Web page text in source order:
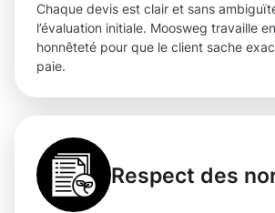
Chaque devis est clair et sans
l’évaluation initiale. Moosweg travaille
honnêteté pour que le client sache
paie.
Respect des